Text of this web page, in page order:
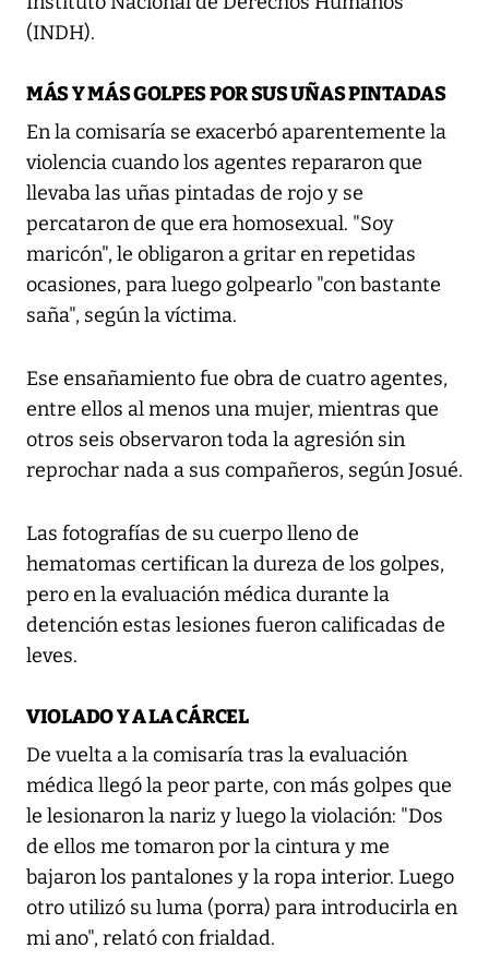
(INDH).
MÁS Y MÁS GOLPES POR SUS UÑAS PINTADAS
En la comisaría se exacerbó aparentemente la
violencia cuando los agentes repararon que
llevaba las uñas pintadas de rojo y se
percataron de que era homosexual. "Soy
maricón", le obligaron a gritar en repetidas
ocasiones, para luego golpearlo "con bastante
saña", según la víctima.
Ese ensañamiento fue obra de cuatro agentes,
entre ellos al menos una mujer, mientras que
otros seis observaron toda la agresión sin
reprochar nada a sus compañeros, según Josué.
Las fotografías de su cuerpo lleno de
hematomas certifican la dureza de los golpes,
pero en la evaluación médica durante la
detención estas lesiones fueron calificadas de
leves.
VIOLADO Y A LA CÁRCEL
De vuelta a la comisaría tras la evaluación
médica llegó la peor parte, con más golpes que
le lesionaron la nariz y luego la violación: "Dos
de ellos me tomaron por la cintura y me
bajaron los pantalones y la ropa interior. Luego
otro utilizó su luma (porra) para introducirla en
mi ano", relató con frialdad.